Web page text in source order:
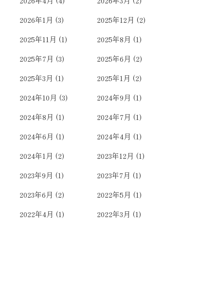
2026年1月 (3) 2025年12月 (2)
2025年11月 (1) 2025年8月 (1)
2025年7月 (3) 2025年6月 (2)
2025年3月 (1) 2025年1月 (2)
2024年10月 (3) 2024年9月 (1)
2024年8月 (1) 2024年7月 (1)
2024年6月 (1) 2024年4月 (1)
2024年1月 (2) 2023年12月 (1)
2023年9月 (1) 2023年7月 (1)
2023年6月 (2) 2022年5月 (1)
2022年4月 (1) 2022年3月 (1)